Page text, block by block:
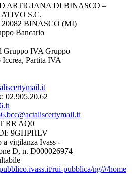
ARTIGIANA DI BINASCO –
S.C.
20082 BINASCO (MI)
Bancario
Gruppo IVA Gruppo
Partita IVA
02.905.20.62
RR AQ0
9GHPHLV
a vigilanza Ivass -
D, n. D000026974
rui-pubblica/ng/#/home